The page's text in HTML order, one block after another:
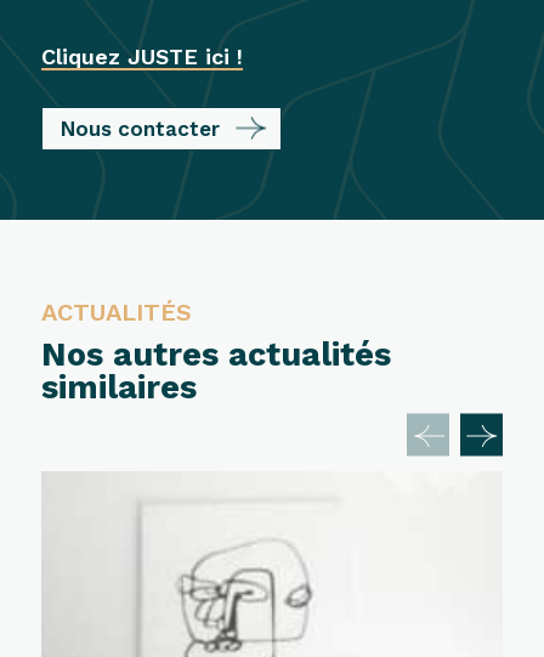
Cliquez JUSTE ici !
Nous contacter
ACTUALITÉS
Nos autres actualités
similaires